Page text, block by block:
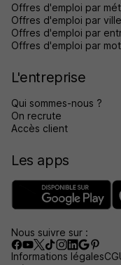
Offres d'emploi par
Offres d'emploi par ville
Offres d'emploi par
Offres d'emploi par
L'entreprise
Qui sommes-nous ?
On recrute
Accès client
Les apps
Nous suivre sur :
Informations légales